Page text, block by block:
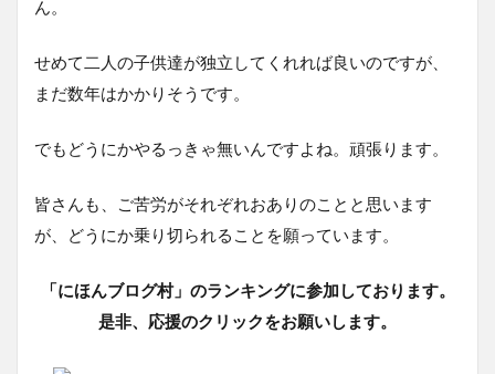
ん。
せめて二人の子供達が独立してくれれば良いのですが、
まだ数年はかかりそうです。
でもどうにかやるっきゃ無いんですよね。頑張ります。
皆さんも、ご苦労がそれぞれおありのことと思います
が、どうにか乗り切られることを願っています。
「にほんブログ村」のランキングに参加しております。
是非、応援のクリックをお願いします。